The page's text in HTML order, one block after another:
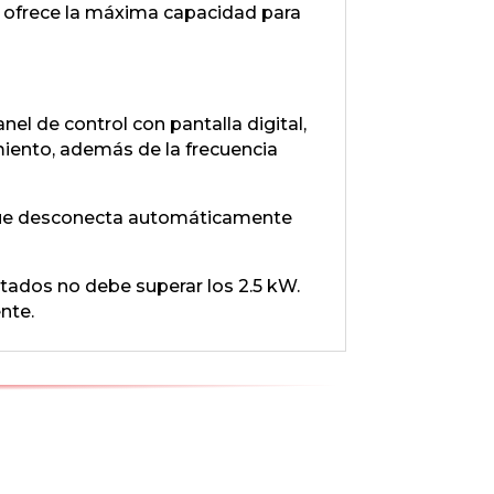
la máxima capacidad para
de control con pantalla digital,
además de la frecuencia
desconecta automáticamente
no debe superar los 2.5 kW.